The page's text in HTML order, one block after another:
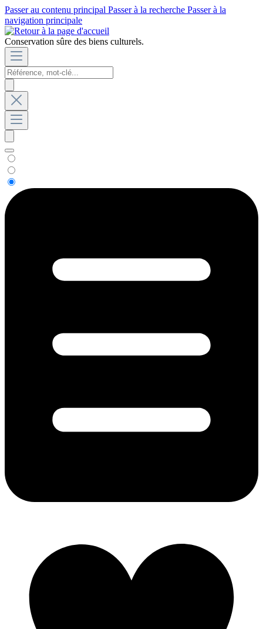
Passer au contenu principal Passer à la recherche Passer à la
navigation principale
Conservation sûre des biens culturels.